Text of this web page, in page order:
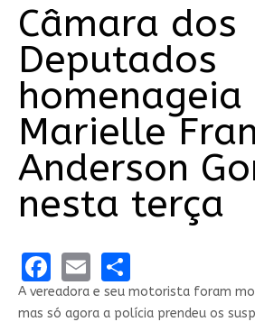
Câmara dos
Deputados
homenageia
Marielle
Anderson
nesta terça
Facebook
EmailShare
A vereadora e seu motorista foram
mas só agora a polícia prendeu os